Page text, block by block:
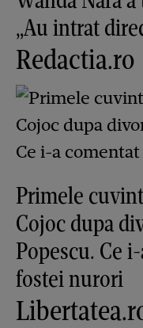
„Au intrat
Redactia.ro
Primele
Cojoc dupa
Popescu. Ce
fostei nurori